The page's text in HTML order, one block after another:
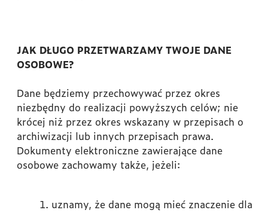
JAK DŁUGO PRZETWARZAMY TWOJE DANE
OSOBOWE?
Dane będziemy przechowywać przez okres
niezbędny do realizacji powyższych celów; nie
krócej niż przez okres wskazany w przepisach o
archiwizacji lub innych przepisach prawa.
Dokumenty elektroniczne zawierające dane
osobowe zachowamy także, jeżeli:
uznamy, że dane mogą mieć znaczenie dla